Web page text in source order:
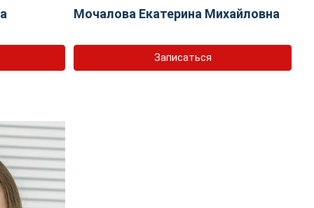
Мочалова Екатерина Михайловна
Записаться